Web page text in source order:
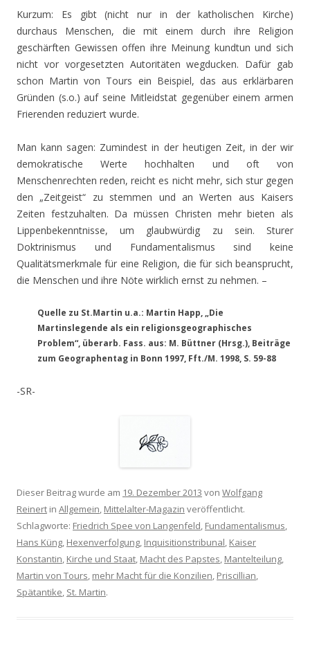
Kurzum: Es gibt (nicht nur in der katholischen Kirche)
durchaus Menschen, die mit einem durch ihre Religion
geschärften Gewissen offen ihre Meinung kundtun und sich
nicht vor vorgesetzten Autoritäten wegducken. Dafür gab
schon Martin von Tours ein Beispiel, das aus erklärbaren
Gründen (s.o.) auf seine Mitleidstat gegenüber einem armen
Frierenden reduziert wurde.
Man kann sagen: Zumindest in der heutigen Zeit, in der wir
demokratische Werte hochhalten und oft von
Menschenrechten reden, reicht es nicht mehr, sich stur gegen
den „Zeitgeist“ zu stemmen und an Werten aus Kaisers
Zeiten festzuhalten. Da müssen Christen mehr bieten als
Lippenbekenntnisse, um glaubwürdig zu sein. Sturer
Doktrinismus und Fundamentalismus sind keine
Qualitätsmerkmale für eine Religion, die für sich beansprucht,
die Menschen und ihre Nöte wirklich ernst zu nehmen. –
Quelle zu St.Martin u.a.: Martin Happ, „Die
Martinslegende als ein religionsgeographisches
Problem“, überarb. Fass. aus: M. Büttner (Hrsg.), Beiträge
zum Geographentag in Bonn 1997, Fft./M. 1998, S. 59-88
-SR-
Dieser Beitrag wurde am 19. Dezember 2013 von Wolfgang
Reinert in Allgemein, Mittelalter-Magazin veröffentlicht.
Schlagworte: Friedrich Spee von Langenfeld, Fundamentalismus,
Hans Küng, Hexenverfolgung, Inquisitionstribunal, Kaiser
Konstantin, Kirche und Staat, Macht des Papstes, Mantelteilung,
Martin von Tours, mehr Macht für die Konzilien, Priscillian,
Spätantike, St. Martin.